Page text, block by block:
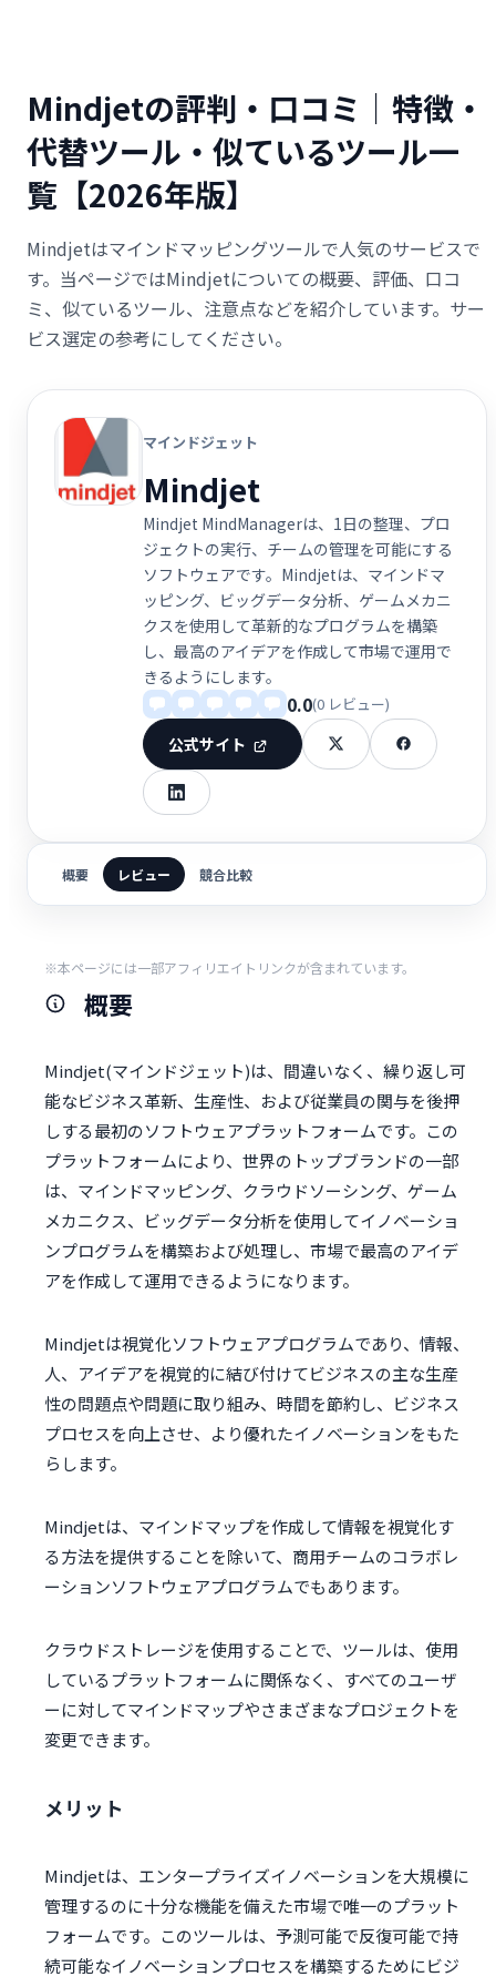
Mindjetの評判・口コミ｜特徴・
代替ツール・似ているツール一
覧【2026年版】
Mindjetはマインドマッピングツールで人気のサービスで
す。当ページではMindjetについての概要、評価、口コ
ミ、似ているツール、注意点などを紹介しています。サー
ビス選定の参考にしてください。
マインドジェット
Mindjet
Mindjet MindManagerは、1日の整理、プロ
ジェクトの実行、チームの管理を可能にする
ソフトウェアです。Mindjetは、マインドマ
ッピング、ビッグデータ分析、ゲームメカニ
クスを使用して革新的なプログラムを構築
し、最高のアイデアを作成して市場で運用で
きるようにします。
0.0(0 レビュー)
公式サイト
概要 レビュー 競合比較
※本ページには一部アフィリエイトリンクが含まれています。
概要
Mindjet(マインドジェット)は、間違いなく、繰り返し可
能なビジネス革新、生産性、および従業員の関与を後押
しする最初のソフトウェアプラットフォームです。この
プラットフォームにより、世界のトップブランドの一部
は、マインドマッピング、クラウドソーシング、ゲーム
メカニクス、ビッグデータ分析を使用してイノベーショ
ンプログラムを構築および処理し、市場で最高のアイデ
アを作成して運用できるようになります。
Mindjetは視覚化ソフトウェアプログラムであり、情報、
人、アイデアを視覚的に結び付けてビジネスの主な生産
性の問題点や問題に取り組み、時間を節約し、ビジネス
プロセスを向上させ、より優れたイノベーションをもた
らします。
Mindjetは、マインドマップを作成して情報を視覚化す
る方法を提供することを除いて、商用チームのコラボレ
ーションソフトウェアプログラムでもあります。
クラウドストレージを使用することで、ツールは、使用
しているプラ​​ットフォームに関係なく、すべてのユーザ
ーに対してマインドマップやさまざまなプロジェクトを
変更できます。
メリット
Mindjetは、エンタープライズイノベーションを大規模に
管理するのに十分な機能を備えた市場で唯一のプラット
フォームです。このツールは、予測可能で反復可能で持
続可能なイノベーションプロセスを構築するためにビジ